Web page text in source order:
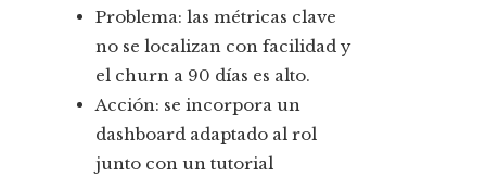
Problema: las métricas clave
no se localizan con facilidad y
el churn a 90 días es alto.
Acción: se incorpora un
dashboard adaptado al rol
junto con un tutorial